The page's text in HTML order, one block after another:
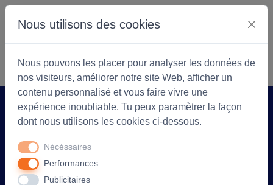
S'identifier Commencer
Accueil Coopérarock Produit
unique - personnalisée - Rose Clair
Nous utilisons des cookies
Nous pouvons les placer pour analyser les données de
nos visiteurs, améliorer notre site Web, afficher un
contenu personnalisé et vous faire vivre une
expérience inoubliable. Tu peux paramètrer la façon
dont nous utilisons les cookies ci-dessous.
Nécéssaires
Performances
Publicitaires